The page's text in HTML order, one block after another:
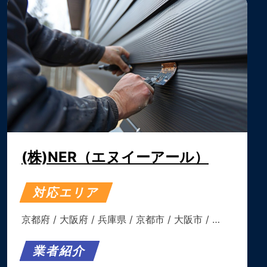
(株)NER（エヌイーアール）
対応エリア
京都府 / 大阪府 / 兵庫県 / 京都市 / 大阪市 / …
業者紹介